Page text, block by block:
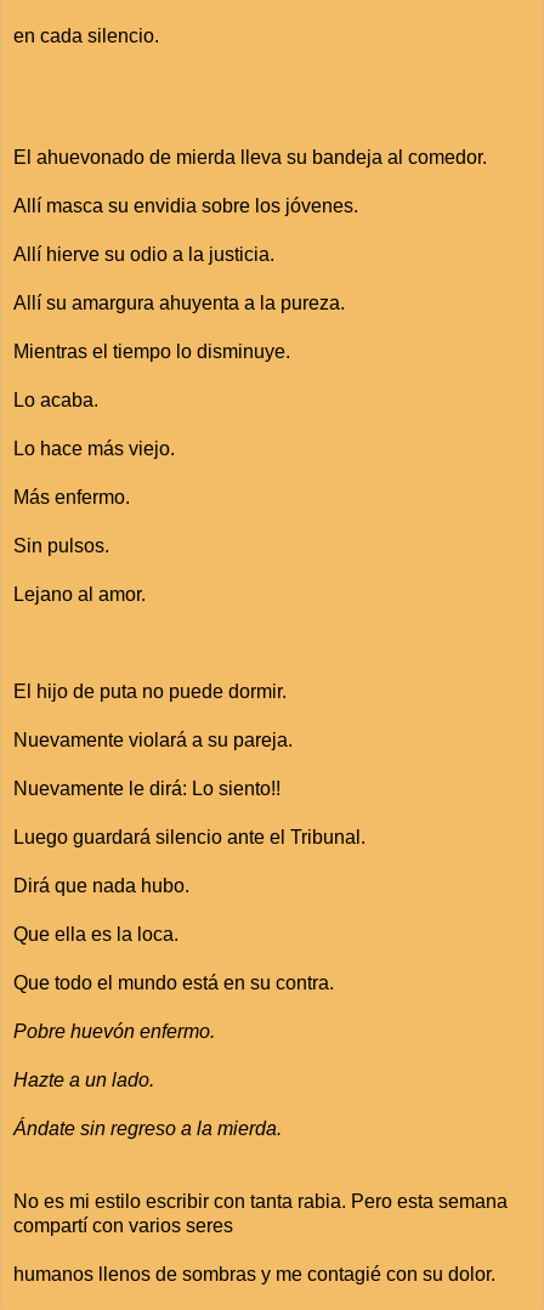
en cada silencio.
El ahuevonado de mierda lleva su bandeja al comedor.
Allí masca su envidia sobre los jóvenes.
Allí hierve su odio a la justicia.
Allí su amargura ahuyenta a la pureza.
Mientras el tiempo lo disminuye.
Lo acaba.
Lo hace más viejo.
Más enfermo.
Sin pulsos.
Lejano al amor.
El hijo de puta no puede dormir.
Nuevamente violará a su pareja.
Nuevamente le dirá: Lo siento!!
Luego guardará silencio ante el Tribunal.
Dirá que nada hubo.
Que ella es la loca.
Que todo el mundo está en su contra.
Pobre huevón enfermo.
Hazte a un lado.
Ándate sin regreso a la mierda.
No es mi estilo escribir con tanta rabia. Pero esta semana
compartí con varios seres
humanos llenos de sombras y me contagié con su dolor.